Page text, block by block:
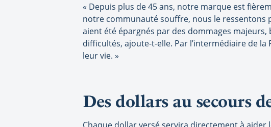
« Depuis plus de 45 ans, notre marque est
notre communauté souffre, nous le ressentons
aient été épargnés par des dommages
difficultés, ajoute-t-elle. Par l’intermédiaire de
leur vie. »
Des dollars au secours
Chaque dollar versé servira directement à